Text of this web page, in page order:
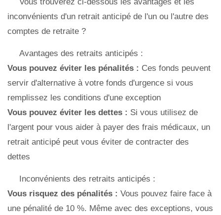
inconvénients d'un retrait anticipé de l'un ou l'autre des
comptes de retraite ?
Avantages des retraits anticipés :
Vous pouvez éviter les pénalités : Ces fonds peuvent
servir d'alternative à votre fonds d'urgence si vous
remplissez les conditions d'une exception
Vous pouvez éviter les dettes : Si vous utilisez de
l'argent pour vous aider à payer des frais médicaux, un
retrait anticipé peut vous éviter de contracter des
dettes
Inconvénients des retraits anticipés :
Vous risquez des pénalités : Vous pouvez faire face à
une pénalité de 10 %. Même avec des exceptions, vous